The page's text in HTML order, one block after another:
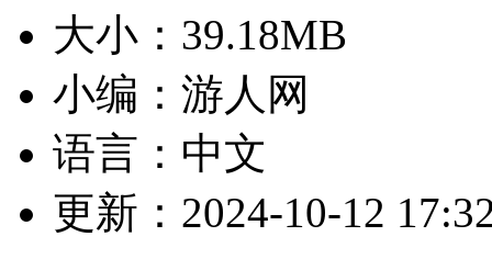
大小：39.18MB
小编：游人网
语言：中文
更新：2024-10-12